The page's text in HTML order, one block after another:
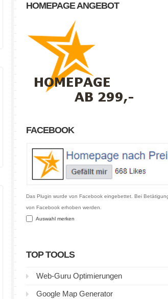
HOMEPAGE ANGEBOT
FACEBOOK
Das Plugin wurde von Facebook eingebettet. Bei
von Facebook erhoben werden.
Auswahl merken
TOP TOOLS
Web-Guru Optimierungen
Google Map Generator